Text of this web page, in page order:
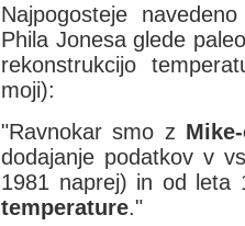
Najpogosteje
Phila Jonesa glede
rekonstrukcijo
moji):
"Ravnokar smo z
dodajanje podatkov v
1981 naprej) in od
temperature."